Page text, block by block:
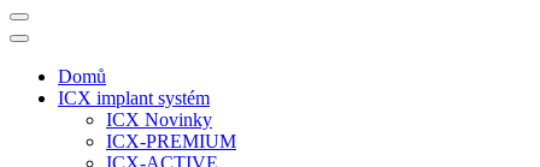
Domů
ICX implant systém
ICX Novinky
ICX-PREMIUM
ICX-ACTIVE